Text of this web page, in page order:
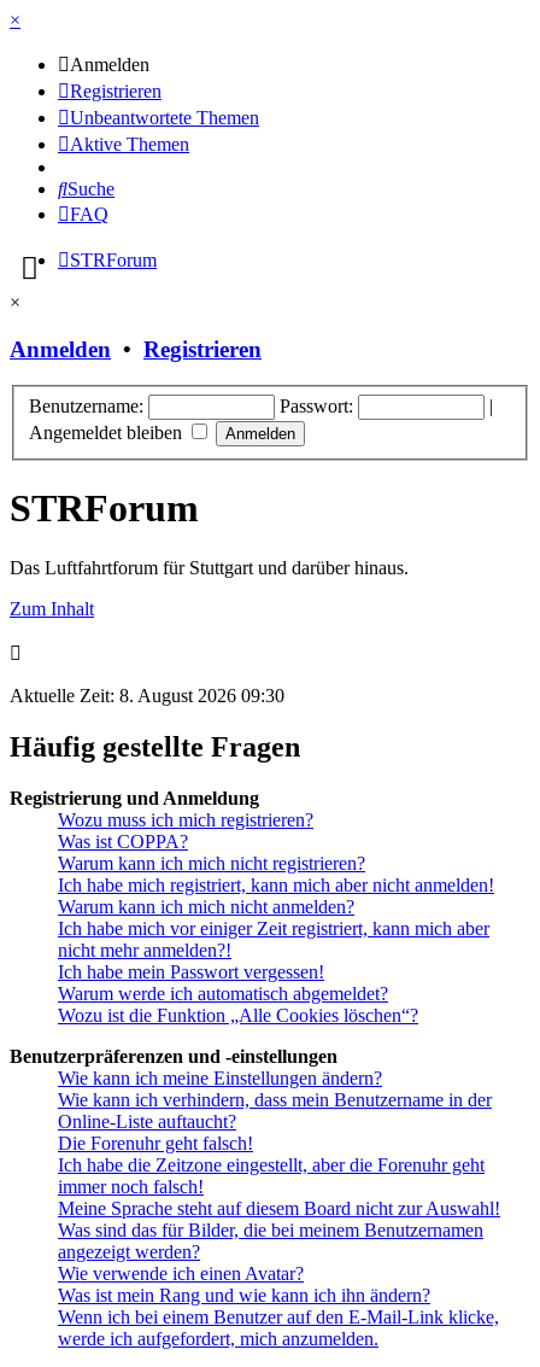
×
Anmelden
Registrieren
Unbeantwortete Themen
Aktive Themen
Suche
FAQ
STRForum
×
Anmelden • Registrieren
Benutzername: Passwort:
|
Angemeldet bleiben
STRForum
Das Luftfahrtforum für Stuttgart und darüber hinaus.
Zum Inhalt
Aktuelle Zeit: 8. August 2026 09:30
Häufig gestellte Fragen
Registrierung und Anmeldung
Wozu muss ich mich registrieren?
Was ist COPPA?
Warum kann ich mich nicht registrieren?
Ich habe mich registriert, kann mich aber nicht anmelden!
Warum kann ich mich nicht anmelden?
Ich habe mich vor einiger Zeit registriert, kann mich aber
nicht mehr anmelden?!
Ich habe mein Passwort vergessen!
Warum werde ich automatisch abgemeldet?
Wozu ist die Funktion „Alle Cookies löschen“?
Benutzerpräferenzen und -einstellungen
Wie kann ich meine Einstellungen ändern?
Wie kann ich verhindern, dass mein Benutzername in der
Online-Liste auftaucht?
Die Forenuhr geht falsch!
Ich habe die Zeitzone eingestellt, aber die Forenuhr geht
immer noch falsch!
Meine Sprache steht auf diesem Board nicht zur Auswahl!
Was sind das für Bilder, die bei meinem Benutzernamen
angezeigt werden?
Wie verwende ich einen Avatar?
Was ist mein Rang und wie kann ich ihn ändern?
Wenn ich bei einem Benutzer auf den E-Mail-Link klicke,
werde ich aufgefordert, mich anzumelden.